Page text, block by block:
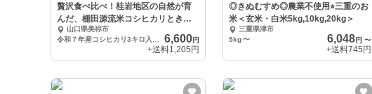
贅沢食べ比べ！桂岩地区の自然が育
んだ、棚田源流米コシヒカリときぬ
むすめセット
山口県美祢市
6,600円
+送料1,205円
◎きぬむすめ◎農業不使用⭐︎三重のお
米＜玄米・白米5kg,10kg,20kg＞
三重県津市
5kg 〜 6,048円 〜
+送料745円